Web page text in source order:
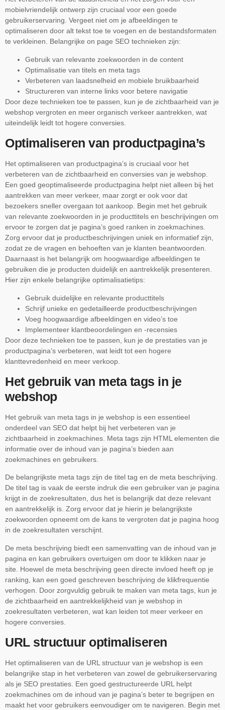
mobielvriendelijk ontwerp zijn cruciaal voor een goede
gebruikerservaring. Vergeet niet om je afbeeldingen te
optimaliseren door alt tekst toe te voegen en de bestandsformaten
te verkleinen. Belangrijke on page SEO technieken zijn:
Gebruik van relevante zoekwoorden in de content
Optimalisatie van titels en meta tags
Verbeteren van laadsnelheid en mobiele bruikbaarheid
Structureren van interne links voor betere navigatie
Door deze technieken toe te passen, kun je de zichtbaarheid van je
webshop vergroten en meer organisch verkeer aantrekken, wat
uiteindelijk leidt tot hogere conversies.
Optimaliseren van productpagina’s
Het optimaliseren van productpagina’s is cruciaal voor het
verbeteren van de zichtbaarheid en conversies van je webshop.
Een goed geoptimaliseerde productpagina helpt niet alleen bij het
aantrekken van meer verkeer, maar zorgt er ook voor dat
bezoekers sneller overgaan tot aankoop. Begin met het gebruik
van relevante zoekwoorden in je producttitels en beschrijvingen om
ervoor te zorgen dat je pagina’s goed ranken in zoekmachines.
Zorg ervoor dat je productbeschrijvingen uniek en informatief zijn,
zodat ze de vragen en behoeften van je klanten beantwoorden.
Daarnaast is het belangrijk om hoogwaardige afbeeldingen te
gebruiken die je producten duidelijk en aantrekkelijk presenteren.
Hier zijn enkele belangrijke optimalisatietips:
Gebruik duidelijke en relevante producttitels
Schrijf unieke en gedetailleerde productbeschrijvingen
Voeg hoogwaardige afbeeldingen en video’s toe
Implementeer klantbeoordelingen en -recensies
Door deze technieken toe te passen, kun je de prestaties van je
productpagina’s verbeteren, wat leidt tot een hogere
klanttevredenheid en meer verkoop.
Het gebruik van meta tags in je
webshop
Het gebruik van meta tags in je webshop is een essentieel
onderdeel van SEO dat helpt bij het verbeteren van je
zichtbaarheid in zoekmachines. Meta tags zijn HTML elementen die
informatie over de inhoud van je pagina’s bieden aan
zoekmachines en gebruikers.
De belangrijkste meta tags zijn de titel tag en de meta beschrijving.
De titel tag is vaak de eerste indruk die een gebruiker van je pagina
krijgt in de zoekresultaten, dus het is belangrijk dat deze relevant
en aantrekkelijk is. Zorg ervoor dat je hierin je belangrijkste
zoekwoorden opneemt om de kans te vergroten dat je pagina hoog
in de zoekresultaten verschijnt.
De meta beschrijving biedt een samenvatting van de inhoud van je
pagina en kan gebruikers overtuigen om door te klikken naar je
site. Hoewel de meta beschrijving geen directe invloed heeft op je
ranking, kan een goed geschreven beschrijving de klikfrequentie
verhogen. Door zorgvuldig gebruik te maken van meta tags, kun je
de zichtbaarheid en aantrekkelijkheid van je webshop in
zoekresultaten verbeteren, wat kan leiden tot meer verkeer en
hogere conversies.
URL structuur optimaliseren
Het optimaliseren van de URL structuur van je webshop is een
belangrijke stap in het verbeteren van zowel de gebruikerservaring
als je SEO prestaties. Een goed gestructureerde URL helpt
zoekmachines om de inhoud van je pagina’s beter te begrijpen en
maakt het voor gebruikers eenvoudiger om te navigeren. Begin met